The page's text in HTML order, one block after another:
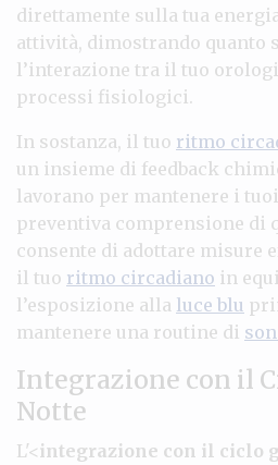
direttamente sulla tua
attività, dimostrando quanto
l’interazione tra il tuo
processi fisiologici.
In sostanza, il tuo ritmo
un insieme di feedback
lavorano per mantenere i
preventiva comprensione di
consente di adottare misure
il tuo ritmo circadiano in
l’esposizione alla luce blu
mantenere una routine di
Integrazione con il
Notte
L'< integrazione con il ciclo